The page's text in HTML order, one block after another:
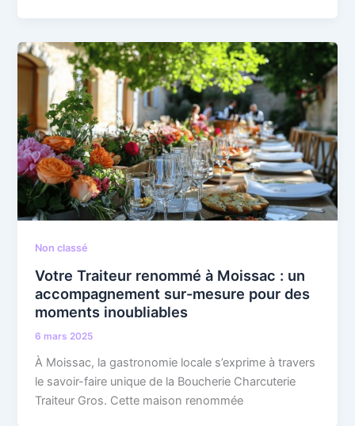
Non classé
Votre Traiteur renommé à Moissac : un
accompagnement sur-mesure pour des
moments inoubliables
6 mars 2025
À Moissac, la gastronomie locale s’exprime à travers
le savoir-faire unique de la Boucherie Charcuterie
Traiteur Gros. Cette maison renommée